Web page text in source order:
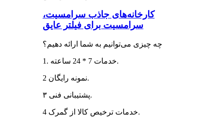
کارخانه‌های جاذب سرامسیت،
سرامسیت برای فیلتر عایق
چه چیزی می‌توانیم به شما ارائه دهیم؟
1. خدمات 7 * 24 ساعته.
نمونه رایگان 2.
پشتیبانی فنی ۳.
خدمات ترخیص کالا از گمرک 4.